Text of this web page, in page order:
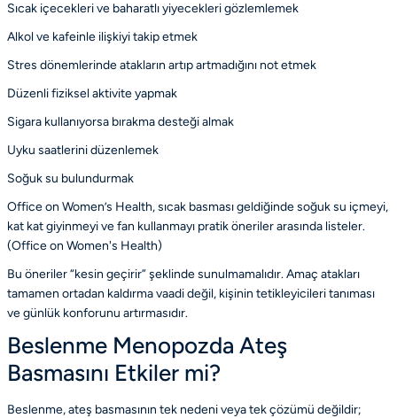
Sıcak içecekleri ve baharatlı yiyecekleri gözlemlemek
Alkol ve kafeinle ilişkiyi takip etmek
Stres dönemlerinde atakların artıp artmadığını not etmek
Düzenli fiziksel aktivite yapmak
Sigara kullanıyorsa bırakma desteği almak
Uyku saatlerini düzenlemek
Soğuk su bulundurmak
Office on Women’s Health, sıcak basması geldiğinde soğuk su içmeyi,
kat kat giyinmeyi ve fan kullanmayı pratik öneriler arasında listeler.
(Office on Women's Health)
Bu öneriler “kesin geçirir” şeklinde sunulmamalıdır. Amaç atakları
tamamen ortadan kaldırma vaadi değil, kişinin tetikleyicileri tanıması
ve günlük konforunu artırmasıdır.
Beslenme Menopozda Ateş
Basmasını Etkiler mi?
Beslenme, ateş basmasının tek nedeni veya tek çözümü değildir;